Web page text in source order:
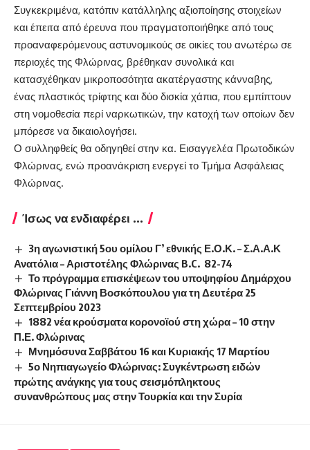
Συγκεκριμένα, κατόπιν κατάλληλης αξιοποίησης στοιχείων
και έπειτα από έρευνα που πραγματοποιήθηκε από τους
προαναφερόμενους αστυνομικούς σε οικίες του ανωτέρω σε
περιοχές της Φλώρινας, βρέθηκαν συνολικά και
κατασχέθηκαν μικροποσότητα ακατέργαστης κάνναβης,
ένας πλαστικός τρίφτης και δύο δισκία χάπια, που εμπίπτουν
στη νομοθεσία περί ναρκωτικών, την κατοχή των οποίων δεν
μπόρεσε να δικαιολογήσει.
Ο συλληφθείς θα οδηγηθεί στην κα. Εισαγγελέα Πρωτοδικών
Φλώρινας, ενώ προανάκριση ενεργεί το Τμήμα Ασφάλειας
Φλώρινας.
Ίσως να ενδιαφέρει ...
3η αγωνιστική 5ου ομίλου Γ’ εθνικής Ε.Ο.Κ. – Σ.Α.Α.Κ
Ανατόλια – Αριστοτέλης Φλώρινας B.C. 82-74
Το πρόγραμμα επισκέψεων του υποψηφίου Δημάρχου
Φλώρινας Γιάννη Βοσκόπουλου για τη Δευτέρα 25
Σεπτεμβρίου 2023
1882 νέα κρούσματα κορονοϊού στη χώρα – 10 στην
Π.Ε. Φλώρινας
Μνημόσυνα Σαββάτου 16 και Κυριακής 17 Μαρτίου
5ο Νηπιαγωγείο Φλώρινας: Συγκέντρωση ειδών
πρώτης ανάγκης για τους σεισμόπληκτους
συνανθρώπους μας στην Τουρκία και την Συρία